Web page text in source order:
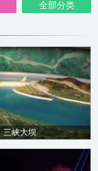
全部分类
三峡大坝